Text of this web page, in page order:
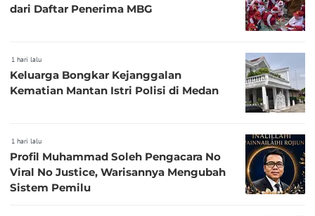
dari Daftar Penerima MBG
1 hari lalu
Keluarga Bongkar Kejanggalan
Kematian Mantan Istri Polisi di Medan
1 hari lalu
Profil Muhammad Soleh Pengacara No
Viral No Justice, Warisannya Mengubah
Sistem Pemilu